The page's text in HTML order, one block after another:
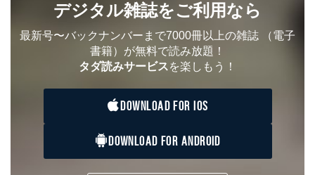
害するおそれがある場合
②利用目的を本人に通知し、又は公表することによって
当該事業者の権利又は正当な利益を害するおそれがある
場合
③国の機関又は地方公共団体が法令の定める事務を遂行
することに対して協力する必要がある場合であって、利
事務の遂行に支障を及ぼすおそれがあるとき
④開示対象個人情報の利用目的が明らかな場合
開示対象個人情報については、保有個人データの本人ま
デジタル雑誌をご利用なら
最新号〜バックナンバーまで7000冊以上の雑誌 （電子
書籍）が無料で読み放題！
タダ読みサービスを楽しもう！
DOWNLOAD FOR IOS
DOWNLOAD FOR ANDROID